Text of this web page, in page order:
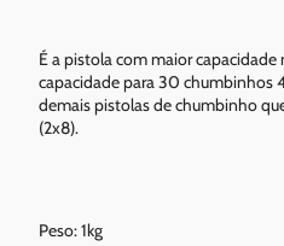
É a pistola com maior
capacidade para 30 chumbinhos
demais pistolas de chumbinho
(2x8).
Peso: 1kg